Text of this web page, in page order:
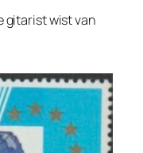
gitaristwist van